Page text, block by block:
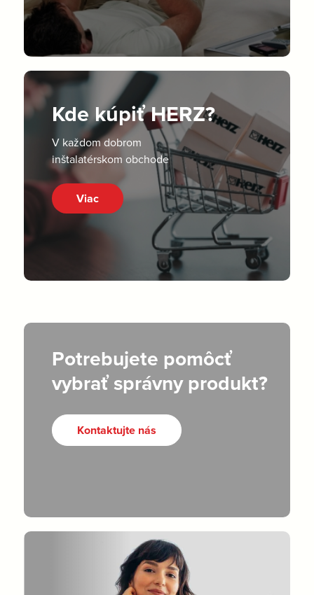
Kde kúpiť HERZ?
V každom dobrom
inštalatérskom obchode
Viac
Potrebujete pomôcť
vybrať správny produkt?
Kontaktujte nás